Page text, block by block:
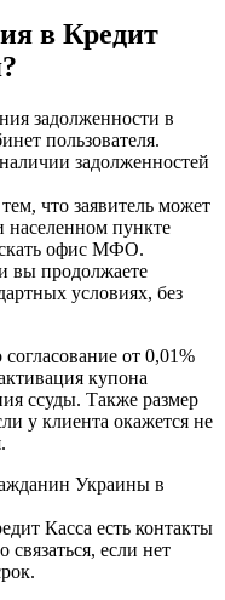
в Кредит
задолженности в
пользователя.
задолженностей
что заявитель может
населенном пункте
офис МФО.
вы продолжаете
условиях, без
от 0,01%
купона
ссуды. Также размер
у клиента окажется не
Украины в
Касса есть контакты
если нет